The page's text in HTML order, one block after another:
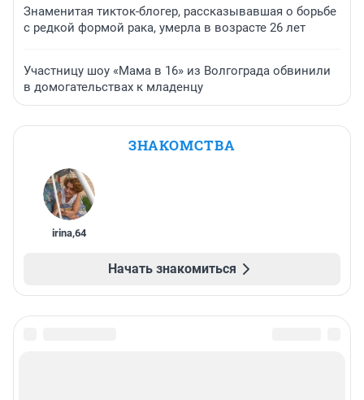
Знаменитая тикток-блогер, рассказывавшая о борьбе
с редкой формой рака, умерла в возрасте 26 лет
Участницу шоу «Мама в 16» из Волгограда обвинили
в домогательствах к младенцу
ЗНАКОМСТВА
irina,64
Начать знакомиться